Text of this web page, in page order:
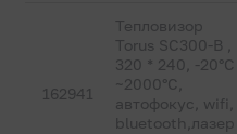
162941
Тепловизор
Torus SC300-B ,
320 * 240, -20°C
~2000°C,
автофокус, wifi,
bluetooth,лазер